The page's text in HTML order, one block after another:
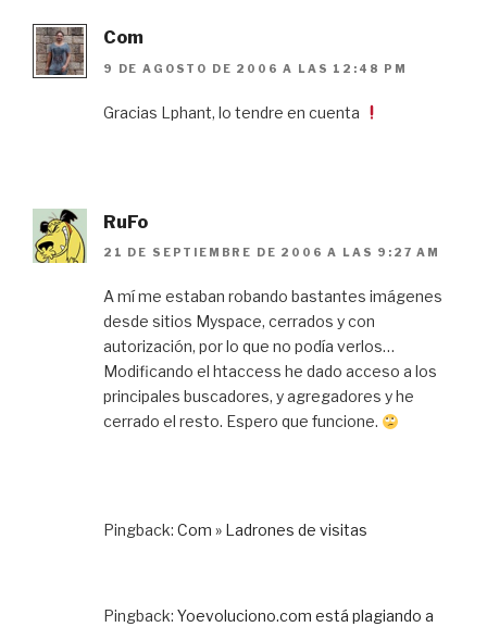
Com
9 DE AGOSTO DE 2006 A LAS 12:48 PM
Gracias Lphant, lo tendre en cuenta
RuFo
21 DE SEPTIEMBRE DE 2006 A LAS 9:27 AM
A mí me estaban robando bastantes imágenes
desde sitios Myspace, cerrados y con
autorización, por lo que no podía verlos…
Modificando el htaccess he dado acceso a los
principales buscadores, y agregadores y he
cerrado el resto. Espero que funcione.
Pingback: Com » Ladrones de visitas
Pingback: Yoevoluciono.com está plagiando a